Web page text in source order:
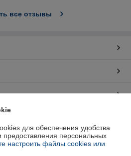
все отзывы
для обеспечения удобства
предоставления персональных
настроить файлы cookies или